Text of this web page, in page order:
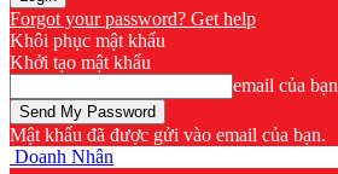
Forgot your password? Get help
Khôi phục mật khẩu
Khởi tạo mật khẩu
email của bạn
Mật khẩu đã được gửi vào email của bạn.
Doanh Nhân